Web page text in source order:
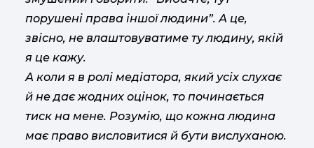
порушені права іншої людини”. А це,
звісно, не влаштовуватиме ту людину, якій
я це кажу.
А коли я в ролі медіатора, який усіх слухає
й не дає жодних оцінок, то починається
тиск на мене. Розумію, що кожна людина
має право висловитися й бути вислуханою.